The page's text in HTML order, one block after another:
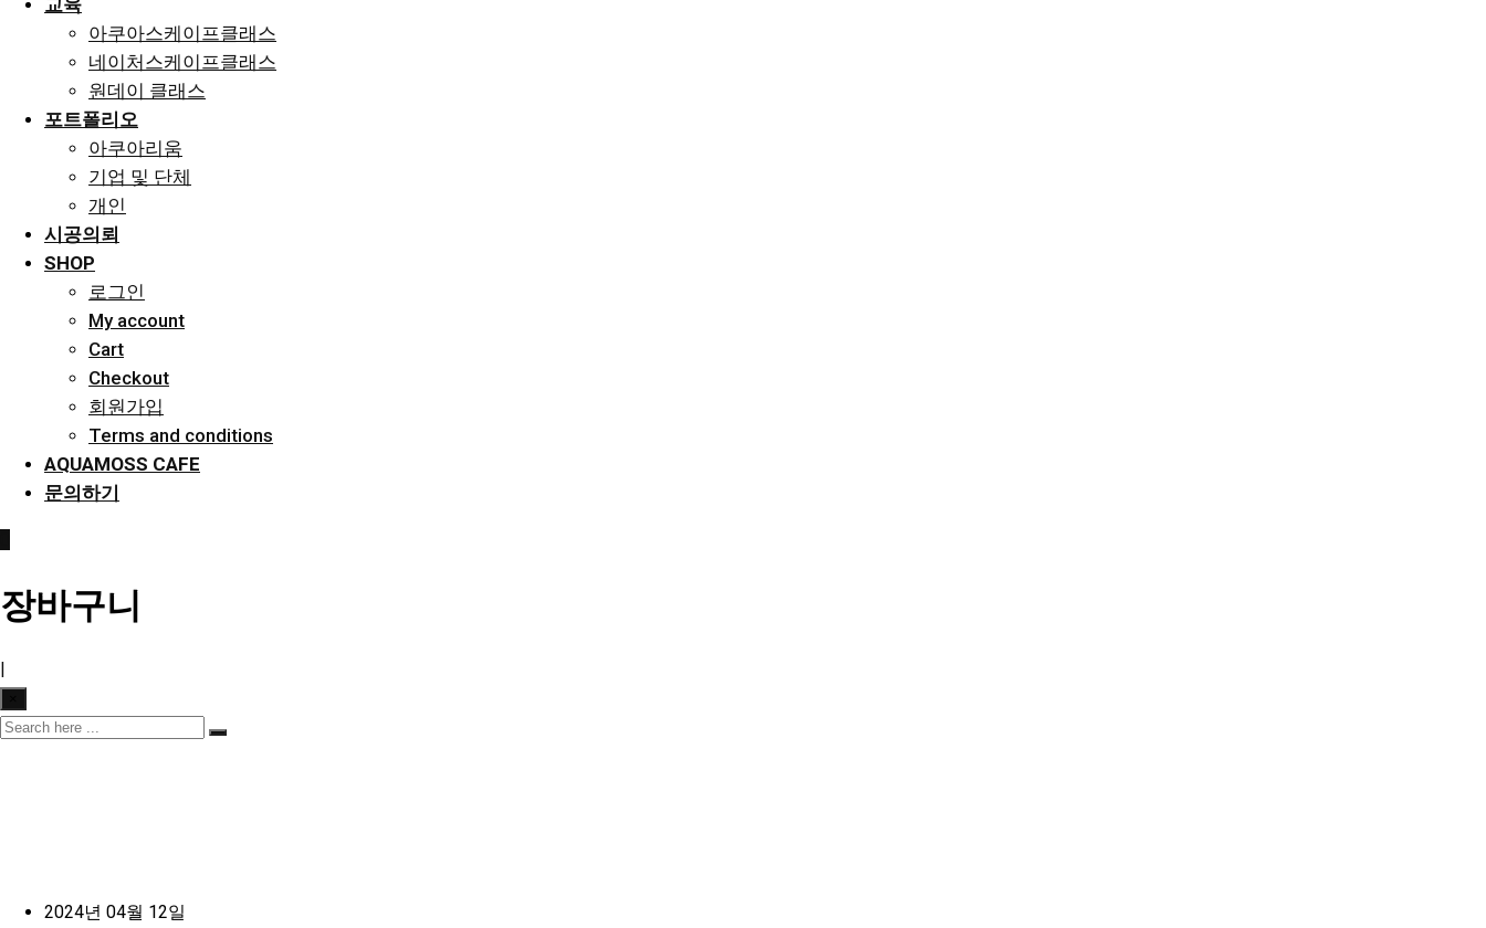
교육
아쿠아스케이프클래스
네이처스케이프클래스
원데이 클래스
포트폴리오
아쿠아리움
기업 및 단체
개인
시공의뢰
SHOP
로그인
My account
Cart
Checkout
회원가입
Terms and conditions
AQUAMOSS CAFE
문의하기
장바구니
2024년 04월 12일